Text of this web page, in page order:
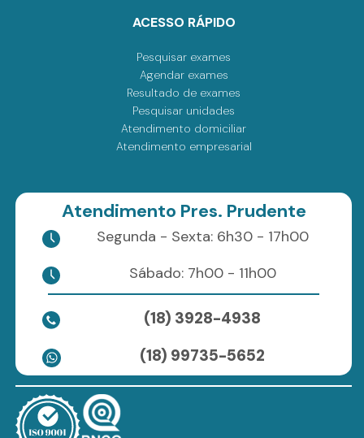
ACESSO RÁPIDO
Pesquisar exames
Agendar exames
Resultado de exames
Pesquisar unidades
Atendimento domiciliar
Atendimento empresarial
Atendimento Pres. Prudente
Segunda - Sexta: 6h30 - 17h00
Sábado: 7h00 - 11h00
(18) 3928-4938
(18) 99735-5652